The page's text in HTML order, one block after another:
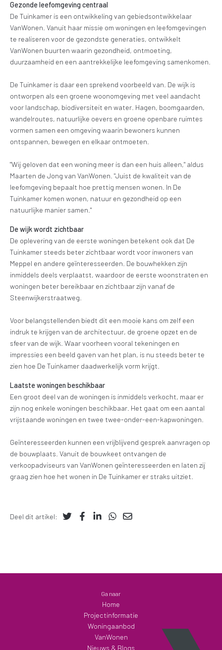
Gezonde leefomgeving centraal
De Tuinkamer is een ontwikkeling van gebiedsontwikkelaar
VanWonen. Vanuit haar missie om woningen en leefomgevingen
te realiseren voor de gezondste generaties, ontwikkelt
VanWonen buurten waarin gezondheid, ontmoeting,
duurzaamheid en een aantrekkelijke leefomgeving samenkomen.
De Tuinkamer is daar een sprekend voorbeeld van. De wijk is
ontworpen als een groene woonomgeving met veel aandacht
voor landschap, biodiversiteit en water. Hagen, boomgaarden,
wandelroutes, natuurlijke oevers en groene openbare ruimtes
vormen samen een omgeving waarin bewoners kunnen
ontspannen, bewegen en elkaar ontmoeten.
"Wij geloven dat een woning meer is dan een huis alleen," aldus
Maarten de Jong van VanWonen. "Juist de kwaliteit van de
leefomgeving bepaalt hoe prettig mensen wonen. In De
Tuinkamer komen wonen, natuur en gezondheid op een
natuurlijke manier samen."
De wijk wordt zichtbaar
De oplevering van de eerste woningen betekent ook dat De
Tuinkamer steeds beter zichtbaar wordt voor inwoners van
Meppel en andere geïnteresseerden. De bouwhekken zijn
inmiddels deels verplaatst, waardoor de eerste woonstraten en
woningen beter bereikbaar en zichtbaar zijn vanaf de
Steenwijkerstraatweg.
Voor belangstellenden biedt dit een mooie kans om zelf een
indruk te krijgen van de architectuur, de groene opzet en de
sfeer van de wijk. Waar voorheen vooral tekeningen en
impressies een beeld gaven van het plan, is nu steeds beter te
zien hoe De Tuinkamer daadwerkelijk vorm krijgt.
Laatste woningen beschikbaar
Een groot deel van de woningen is inmiddels verkocht, maar er
zijn nog enkele woningen beschikbaar. Het gaat om een aantal
vrijstaande woningen en twee twee-onder-een-kapwoningen.
Geïnteresseerden kunnen een vrijblijvend gesprek aanvragen op
de bouwplaats. Vanuit de bouwkeet ontvangen de
verkoopadviseurs van VanWonen geïnteresseerden en laten zij
graag zien hoe het wonen in De Tuinkamer er straks uitziet.
Deel dit artikel:
Ga naar
Home
Projectinformatie
Woningaanbod
VanWonen
Nieuws & Blogs